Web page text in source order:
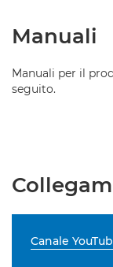
Manuali
Manuali per il
seguito.
Canale